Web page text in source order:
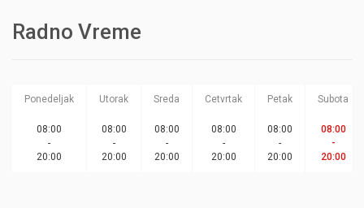
Radno Vreme
Ponedeljak Utorak Sreda Cetvrtak Petak Subota
08:00
-
20:00
08:00
-
20:00
08:00
-
20:00
08:00
-
20:00
08:00
-
20:00
08:00
-
20:00